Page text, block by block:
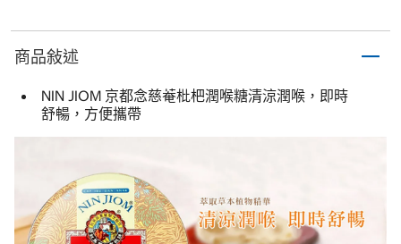
商品敍述
NIN JIOM 京都念慈菴枇杷潤喉糖清涼潤喉，即時
舒暢，方便攜帶